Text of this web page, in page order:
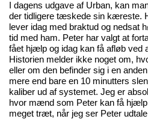
I dagens udgave af Urban, kan
der tidligere tæskede sin kæreste.
lever idag med braktud og nedsat
tid med ham. Peter har valgt at
fået hjælp og idag kan få afløb ved
Historien melder ikke noget om,
eller om den befinder sig i en
mere end bare en 10 minutters
kaliber ud af systemet. Jeg er
hvor mænd som Peter kan få
meget træt, når jeg ser Peter